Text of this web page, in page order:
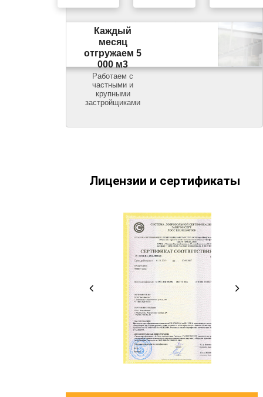
Каждый
месяц
отгружаем 5
000 м3
Работаем с
частными и
крупными
застройщиками
Лицензии и сертификаты